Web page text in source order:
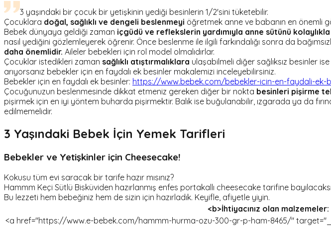
3 yaşındaki bir çocuk bir yetişkinin yediği besinlerin 1/2'sini tüketebilir.
Çocuklara doğal, sağlıklı ve dengeli beslenmeyi öğretmek anne ve babanın en önemli
Bebek dünyaya geldiği zaman içgüdü ve reflekslerin yardımıyla anne sütünü kolaylıkla
nasıl yediğini gözlemleyerek öğrenir. Önce beslenme ile ilgili farkındalığı sonra da
daha önemlidir. Aileler bebekleri için rol model olmalıdırlar.
Çocuklar istedikleri zaman sağlıklı atıştırmalıklara ulaşabilmeli diğer sağlıksız besinler
arıyorsanız bebekler için en faydalı ek besinler makalemizi inceleyebilirsiniz.
Bebekler için en faydalı ek besinler: https://www.bebek.com/bebekler-icin-en-faydali-ek-
Çocuğunuzun beslenmesinde dikkat etmeniz gereken diğer bir nokta besinleri pişirme
pişirmek için en iyi yöntem buharda pişirmektir. Balık ise buğulanabilir, ızgarada ya da
edilmemelidir.
3 Yaşındaki Bebek İçin Yemek Tarifleri
Bebekler ve Yetişkinler için Cheesecake!
Kokusu tüm evi saracak bir tarife hazır mısınız?
Hammm Keçi Sütlü Bisküviden hazırlanmış enfes portakallı cheesecake tarifine
Bu lezzeti hem bebeğiniz hem de sizin için hazırladık. Keyifle, afiyetle yiyin.
<b>İhtiyacınız olan
<a href="https://www.e-bebek.com/hammm-hurma-ozu-300-gr-p-ham-8465/"